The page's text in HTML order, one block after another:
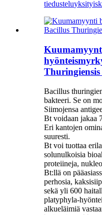
tiedustelu
Bacillus
bakteeri. Se on
Siimojensa
Bt voidaan jakaa
Eri kantojen
suuresti.
Bt voi tuottaa
solunulkoisia
proteiineja,
Bt:llä on
perhosia,
sekä yli 600
platyphyla-
alkueläimiä